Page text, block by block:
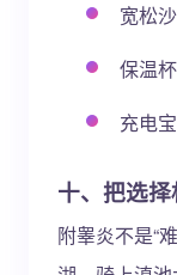
宽松
保温
充电
十、把选
附睾炎不是“